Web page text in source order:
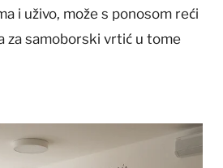
i uživo, može s ponosom reći
za samoborski vrtić u tome